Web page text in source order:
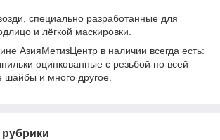
специально разработанные для
и лёгкой маскировки.
АзияМетизЦентр в наличии всегда есть:
оцинкованные с резьбой по всей
шайбы и много другое.
рубрики